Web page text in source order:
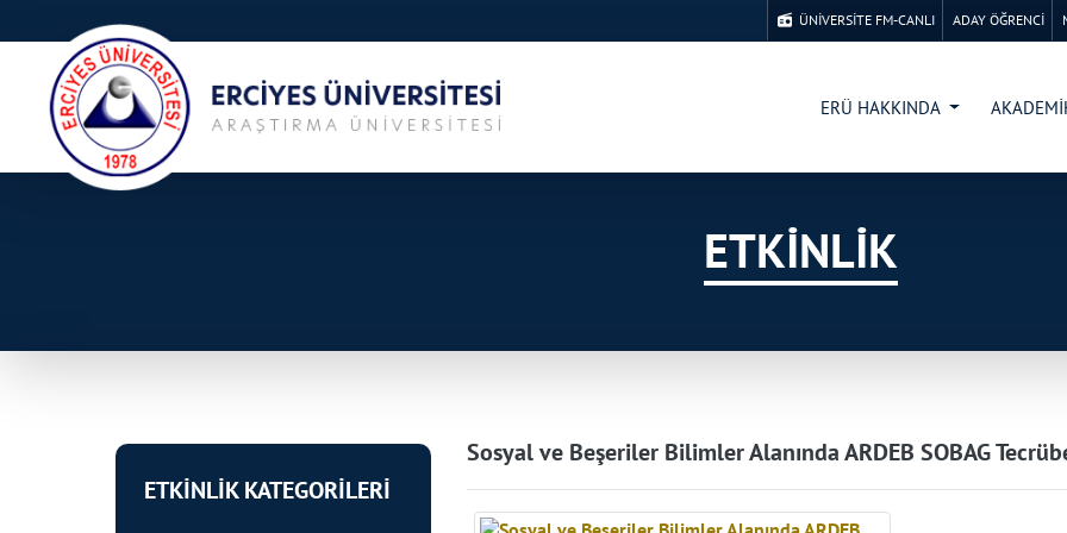
ÜNİVERSİTE FM-CANLI ADAY ÖĞRENCİ
ERÜ HAKKINDA
ETKİNLİK
ETKİNLİK KATEGORİLERİ
Sosyal ve Beşeriler Bilimler Alanında ARDEB SOBAG